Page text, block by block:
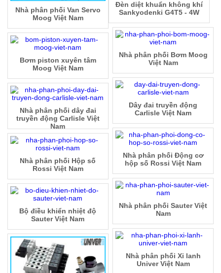
Nhà phân phối Van Servo
Moog Việt Nam
Đèn diệt khuẩn không khí
Sankyodenki G4T5 - 4W
Nhà phân phối Bơm Moog
Việt Nam
Bơm piston xuyên tâm
Moog Việt Nam
Dây đai truyền động
Carlisle Việt Nam
Nhà phân phối dây đai
truyền động Carlisle Việt
Nam
Nhà phân phối Động cơ
hộp số Rossi Việt Nam
Nhà phân phối Hộp số
Rossi Việt Nam
Nhà phân phối Sauter Việt
Nam
Bộ điều khiển nhiệt độ
Sauter Việt Nam
Nhà phân phối Xi lanh
Univer Việt Nam